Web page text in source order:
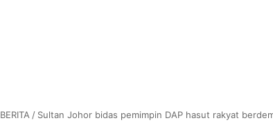
BERITA / Sultan Johor bidas pemimpin DAP hasut rakyat